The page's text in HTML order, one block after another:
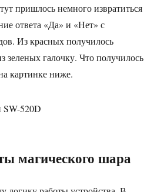
пришлось немного извратиться
ответа «Да» и «Нет» с
Из красных получилось
зеленых галочку. Что получилось
картинке ниже.
магического шара